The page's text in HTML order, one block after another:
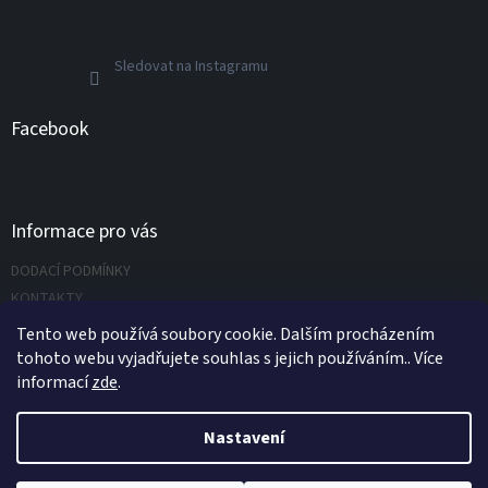
Tento web používá soubory cookie. Dalším procházením
tohoto webu vyjadřujete souhlas s jejich používáním.. Více
informacízde.
Nastavení
Sledovat na Instagramu
Facebook
Informace pro vás
DODACÍ PODMÍNKY
KONTAKTY
Napište nám